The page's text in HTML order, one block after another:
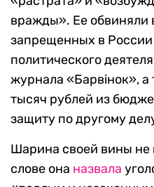
вражды». Ее обвиняли
запрещенных в России
политического
журнала «Барвiнок», а
тысяч рублей из
защиту по другому
Шарина своей вины не
слове она назвала